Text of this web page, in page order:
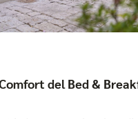
del Bed &